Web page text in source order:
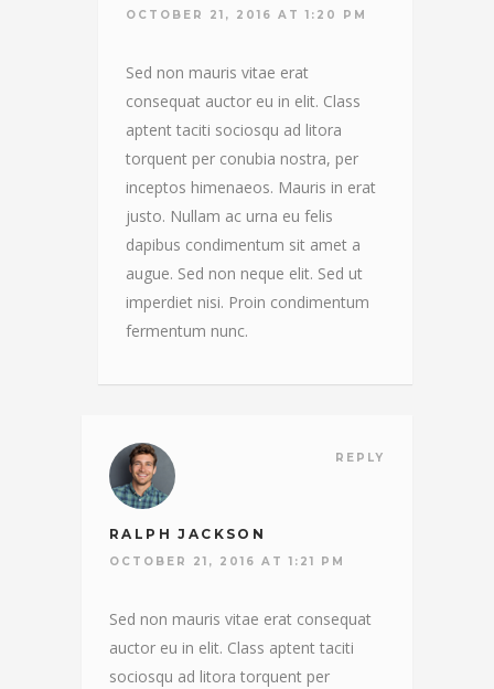
OCTOBER 21, 2016 AT 1:20 PM
Sed non mauris vitae erat
consequat auctor eu in elit. Class
aptent taciti sociosqu ad litora
torquent per conubia nostra, per
inceptos himenaeos. Mauris in erat
justo. Nullam ac urna eu felis
dapibus condimentum sit amet a
augue. Sed non neque elit. Sed ut
imperdiet nisi. Proin condimentum
fermentum nunc.
REPLY
RALPH JACKSON
OCTOBER 21, 2016 AT 1:21 PM
Sed non mauris vitae erat consequat
auctor eu in elit. Class aptent taciti
sociosqu ad litora torquent per